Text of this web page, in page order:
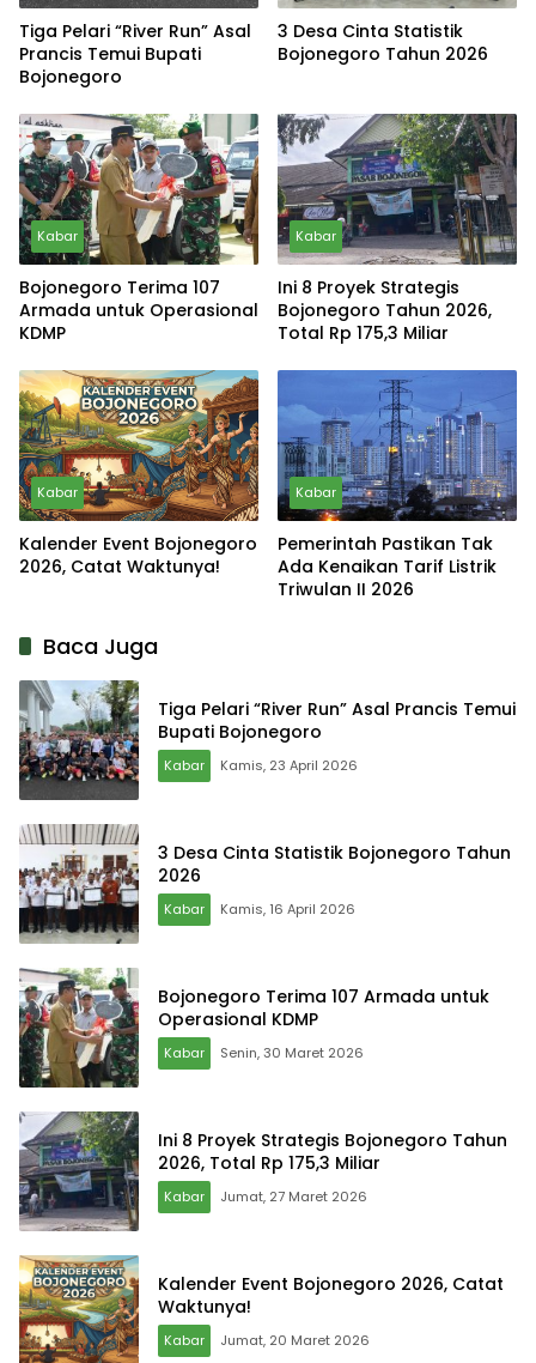
Tiga Pelari “River Run” Asal
Prancis Temui Bupati
Bojonegoro
3 Desa Cinta Statistik
Bojonegoro Tahun 2026
Kabar
Bojonegoro Terima 107
Armada untuk Operasional
KDMP
Kabar
Ini 8 Proyek Strategis
Bojonegoro Tahun 2026,
Total Rp 175,3 Miliar
Kabar
Kalender Event Bojonegoro
2026, Catat Waktunya!
Kabar
Pemerintah Pastikan Tak
Ada Kenaikan Tarif Listrik
Triwulan II 2026
Baca Juga
Tiga Pelari “River Run” Asal Prancis Temui
Bupati Bojonegoro
Kabar Kamis, 23 April 2026
3 Desa Cinta Statistik Bojonegoro Tahun
2026
Kabar Kamis, 16 April 2026
Bojonegoro Terima 107 Armada untuk
Operasional KDMP
Kabar Senin, 30 Maret 2026
Ini 8 Proyek Strategis Bojonegoro Tahun
2026, Total Rp 175,3 Miliar
Kabar Jumat, 27 Maret 2026
Kalender Event Bojonegoro 2026, Catat
Waktunya!
Kabar Jumat, 20 Maret 2026